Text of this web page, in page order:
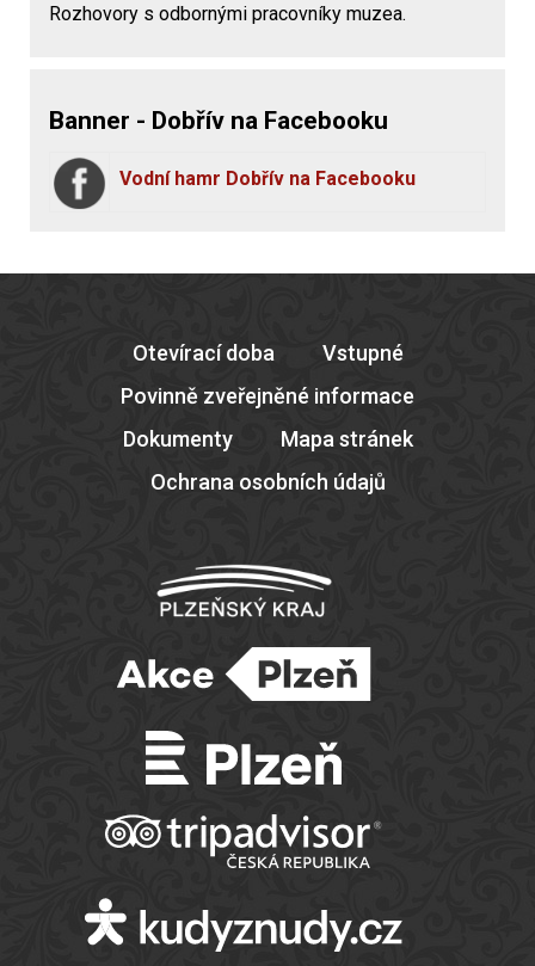
Rozhovory s odbornými pracovníky muzea.
Banner - Dobřív na Facebooku
Vodní hamr Dobřív na Facebooku
Otevírací doba
Vstupné
Povinně zveřejněné informace
Dokumenty
Mapa stránek
Ochrana osobních údajů